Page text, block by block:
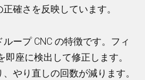
確さを反映しています。
ープ CNC の特徴です。フィ
座に検出して修正します。
やり直しの回数が減ります。